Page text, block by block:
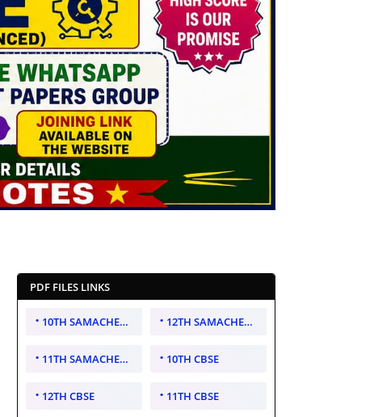
PDF FILES LINKS
10TH SAMACHEER KALVI 12TH SAMACHEER KALVI
11TH SAMACHEER KALVI 10TH CBSE
12TH CBSE 11TH CBSE